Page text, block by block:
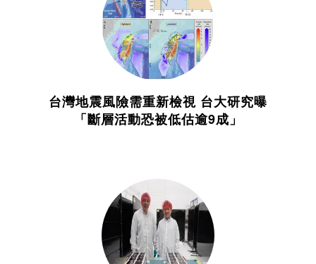
台灣地震風險需重新檢視 台大研究曝
「斷層活動恐被低估逾9成」